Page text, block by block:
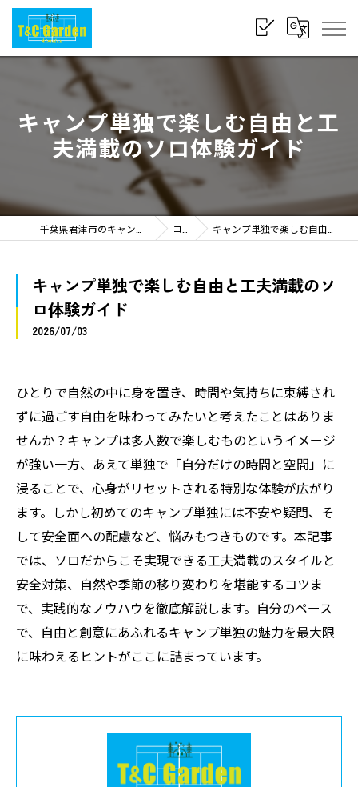
キャンプ単独で楽しむ自由と工
夫満載のソロ体験ガイド
コラム キャンプ単独で楽しむ自由と工夫満載のソロ体験ガイド
キャンプ単独で楽しむ自由と工夫満載のソ
ロ体験ガイド
2026/07/03
ひとりで自然の中に身を置き、時間や気持ちに束縛され
ずに過ごす自由を味わってみたいと考えたことはありま
せんか？キャンプは多人数で楽しむものというイメージ
が強い一方、あえて単独で「自分だけの時間と空間」に
浸ることで、心身がリセットされる特別な体験が広がり
ます。しかし初めてのキャンプ単独には不安や疑問、そ
して安全面への配慮など、悩みもつきものです。本記事
では、ソロだからこそ実現できる工夫満載のスタイルと
安全対策、自然や季節の移り変わりを堪能するコツま
で、実践的なノウハウを徹底解説します。自分のペース
で、自由と創意にあふれるキャンプ単独の魅力を最大限
に味わえるヒントがここに詰まっています。